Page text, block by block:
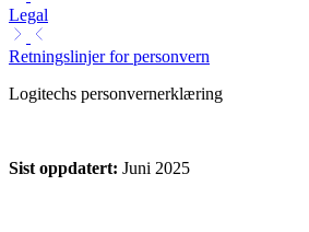
Legal
Retningslinjer for personvern
Logitechs personvernerklæring
Sist oppdatert: Juni 2025